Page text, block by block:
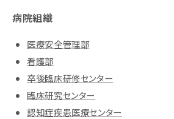
病院組織
医療安全管理部
看護部
卒後臨床研修センター
臨床研究センター
認知症疾患医療センター